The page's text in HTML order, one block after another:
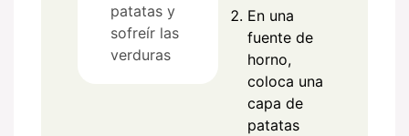
patatas y
sofreír las
verduras
En una
fuente de
horno,
coloca una
capa de
patatas